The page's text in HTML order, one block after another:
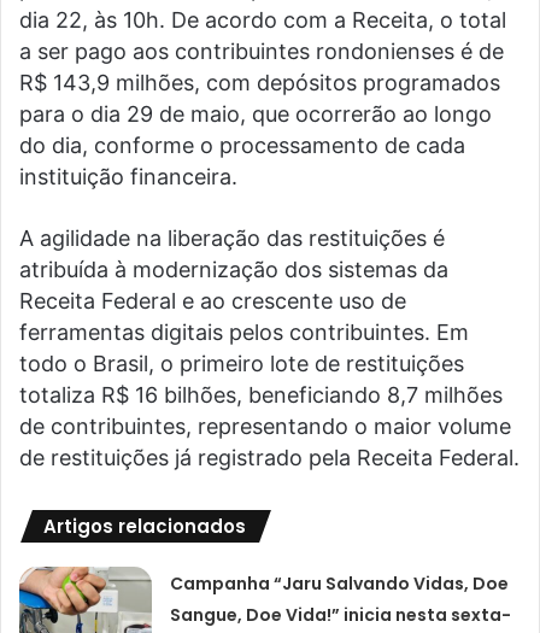
dia 22, às 10h. De acordo com a Receita, o total
a ser pago aos contribuintes rondonienses é de
R$ 143,9 milhões, com depósitos programados
para o dia 29 de maio, que ocorrerão ao longo
do dia, conforme o processamento de cada
instituição financeira.
A agilidade na liberação das restituições é
atribuída à modernização dos sistemas da
Receita Federal e ao crescente uso de
ferramentas digitais pelos contribuintes. Em
todo o Brasil, o primeiro lote de restituições
totaliza R$ 16 bilhões, beneficiando 8,7 milhões
de contribuintes, representando o maior volume
de restituições já registrado pela Receita Federal.
Artigos relacionados
Campanha “Jaru Salvando Vidas, Doe
Sangue, Doe Vida!” inicia nesta sexta-